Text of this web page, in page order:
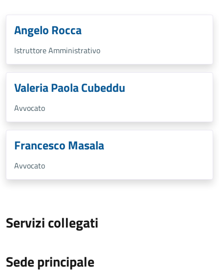
Angelo Rocca
Istruttore Amministrativo
Valeria Paola Cubeddu
Avvocato
Francesco Masala
Avvocato
Servizi collegati
Sede principale